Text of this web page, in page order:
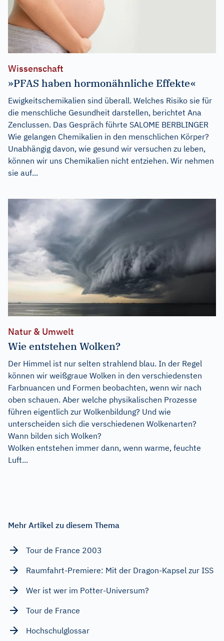
Wissenschaft
»PFAS haben hormonähnliche Effekte«
Ewigkeitschemikalien sind überall. Welches Risiko sie für
die menschliche Gesundheit darstellen, berichtet Ana
Zenclussen. Das Gespräch führte SALOME BERBLINGER
Wie gelangen Chemikalien in den menschlichen Körper?
Unabhängig davon, wie gesund wir versuchen zu leben,
können wir uns Chemikalien nicht entziehen. Wir nehmen
sie auf...
Natur & Umwelt
Wie entstehen Wolken?
Der Himmel ist nur selten strahlend blau. In der Regel
können wir weißgraue Wolken in den verschiedensten
Farbnuancen und Formen beobachten, wenn wir nach
oben schauen. Aber welche physikalischen Prozesse
führen eigentlich zur Wolkenbildung? Und wie
unterscheiden sich die verschiedenen Wolkenarten?
Wann bilden sich Wolken?
Wolken entstehen immer dann, wenn warme, feuchte
Luft...
Mehr Artikel zu diesem Thema
Tour de France 2003
Raumfahrt-Premiere: Mit der Dragon-Kapsel zur ISS
Wer ist wer im Potter-Universum?
Tour de France
Hochschulglossar